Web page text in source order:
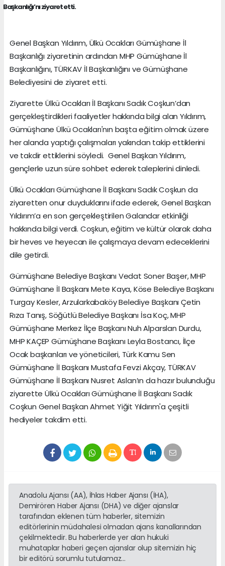
Başkanlığı’nı ziyaret etti.
Genel Başkan Yıldırım, Ülkü Ocakları Gümüşhane İl
Başkanlığı ziyaretinin ardından MHP Gümüşhane İl
Başkanlığını, TÜRKAV İl Başkanlığını ve Gümüşhane
Belediyesini de ziyaret etti.
Ziyarette Ülkü Ocakları İl Başkanı Sadık Coşkun’dan
gerçekleştirdikleri faaliyetler hakkında bilgi alan Yıldırım,
Gümüşhane Ülkü Ocakları'nın başta eğitim olmak üzere
her alanda yaptığı çalışmaları yakından takip ettiklerini
ve takdir ettiklerini söyledi. Genel Başkan Yıldırım,
gençlerle uzun süre sohbet ederek taleplerini dinledi.
Ülkü Ocakları Gümüşhane İl Başkanı Sadık Coşkun da
ziyaretten onur duyduklarını ifade ederek, Genel Başkan
Yıldırım’a en son gerçekleştirilen Galandar etkinliği
hakkında bilgi verdi. Coşkun, eğitim ve kültür olarak daha
bir heves ve heyecan ile çalışmaya devam edeceklerini
dile getirdi.
Gümüşhane Belediye Başkanı Vedat Soner Başer, MHP
Gümüşhane İl Başkanı Mete Kaya, Köse Belediye Başkanı
Turgay Kesler, Arzularkabaköy Belediye Başkanı Çetin
Rıza Tanış, Söğütlü Belediye Başkanı İsa Koç, MHP
Gümüşhane Merkez İlçe Başkanı Nuh Alparslan Durdu,
MHP KAÇEP Gümüşhane Başkanı Leyla Bostancı, İlçe
Ocak başkanları ve yöneticileri, Türk Kamu Sen
Gümüşhane İl Başkanı Mustafa Fevzi Akçay, TÜRKAV
Gümüşhane İl Başkanı Nusret Aslan’ın da hazır bulunduğu
ziyarette Ülkü Ocakları Gümüşhane İl Başkanı Sadık
Coşkun Genel Başkan Ahmet Yiğit Yıldırım'a çeşitli
hediyeler takdim etti.
Anadolu Ajansı (AA), İhlas Haber Ajansı (İHA),
Demirören Haber Ajansı (DHA) ve diğer ajanslar
tarafından eklenen tüm haberler, sitemizin
editörlerinin müdahalesi olmadan ajans kanallarından
çekilmektedir. Bu haberlerde yer alan hukuki
muhataplar haberi geçen ajanslar olup sitemizin hiç
bir editörü sorumlu tutulamaz...